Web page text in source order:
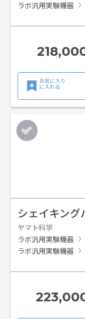
ラボ汎用実験機器
お気に入り
に入れる
シェイキン
ヤマト科学
ラボ汎用実験機器
ラボ汎用実験機器